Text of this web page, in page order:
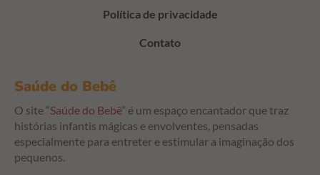
Saúde do Bebê
O site “Saúde do Bebê” é um espaço encantador que traz
histórias infantis mágicas e envolventes, pensadas
especialmente para entreter e estimular a imaginação dos
pequenos.
Política de privacidade
Contato